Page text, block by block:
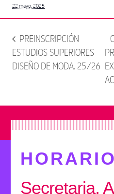
22 mayo, 2025
PREINSCRIPCIÓN
ESTUDIOS SUPERIORES
DISEÑO DE MODA. 25/26
HORARIO
Secretaria,